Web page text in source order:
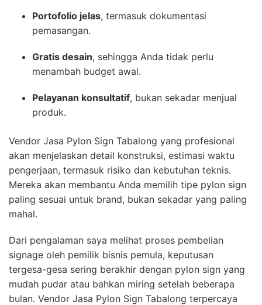
Portofolio jelas, termasuk dokumentasi
pemasangan.
Gratis desain, sehingga Anda tidak perlu
menambah budget awal.
Pelayanan konsultatif, bukan sekadar menjual
produk.
Vendor Jasa Pylon Sign Tabalong yang profesional
akan menjelaskan detail konstruksi, estimasi waktu
pengerjaan, termasuk risiko dan kebutuhan teknis.
Mereka akan membantu Anda memilih tipe pylon sign
paling sesuai untuk brand, bukan sekadar yang paling
mahal.
Dari pengalaman saya melihat proses pembelian
signage oleh pemilik bisnis pemula, keputusan
tergesa-gesa sering berakhir dengan pylon sign yang
mudah pudar atau bahkan miring setelah beberapa
bulan. Vendor Jasa Pylon Sign Tabalong terpercaya